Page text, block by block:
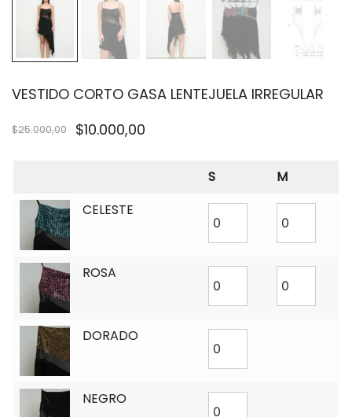
VESTIDO CORTO GASA LENTEJUELA IRREGULAR
$25.000,00 $10.000,00
S
M
CELESTE
ROSA
DORADO
NEGRO